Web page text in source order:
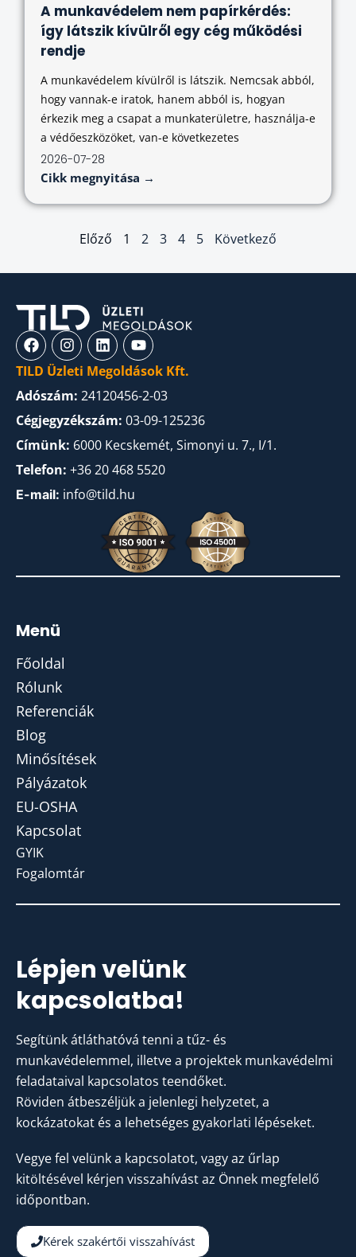
A munkavédelem nem papírkérdés:
így látszik kívülről egy cég működési
rendje
A munkavédelem kívülről is látszik. Nemcsak abból,
hogy vannak-e iratok, hanem abból is, hogyan
érkezik meg a csapat a munkaterületre, használja-e
a védőeszközöket, van-e következetes
2026-07-28
Cikk megnyitása →
Előző 1 2 3 4 5 Következő
TILD Üzleti Megoldások Kft.
Adószám: 24120456-2-03
Cégjegyzékszám: 03-09-125236
Címünk: 6000 Kecskemét, Simonyi u. 7., I/1.
Telefon: +36 20 468 5520
E-mail: info@tild.hu
Menü
Főoldal
Rólunk
Referenciák
Blog
Minősítések
Pályázatok
EU-OSHA
Kapcsolat
GYIK
Fogalomtár
Lépjen velünk
kapcsolatba!
Segítünk átláthatóvá tenni a tűz- és
munkavédelemmel, illetve a projektek munkavédelmi
feladataival kapcsolatos teendőket.
Röviden átbeszéljük a jelenlegi helyzetet, a
kockázatokat és a lehetséges gyakorlati lépéseket.
Vegye fel velünk a kapcsolatot, vagy az űrlap
kitöltésével kérjen visszahívást az Önnek megfelelő
időpontban.
Kérek szakértői visszahívást